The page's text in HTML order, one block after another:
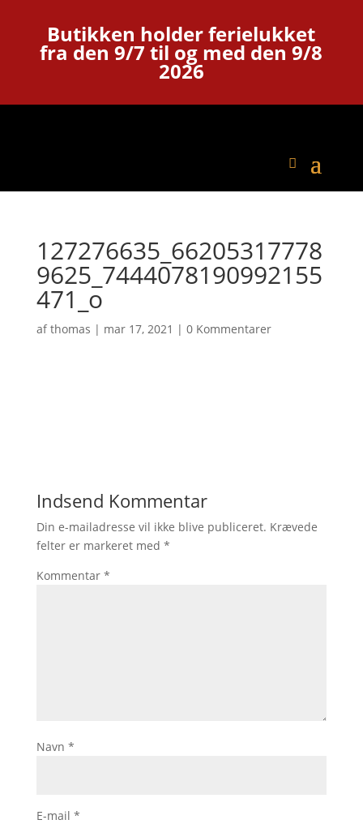
Butikken holder ferielukket
fra den 9/7 til og med den 9/8
2026
127276635_66205317778
9625_7444078190992155
471_o
afthomas | mar 17, 2021 | 0 Kommentarer
Indsend Kommentar
Din e-mailadresse vil ikke blive publiceret. Krævede
felter er markeret med *
Kommentar *
Navn *
E-mail *